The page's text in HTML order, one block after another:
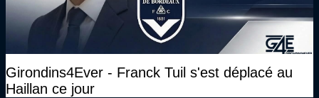
Girondins4Ever - Franck Tuil s'est déplacé au
Haillan ce jour